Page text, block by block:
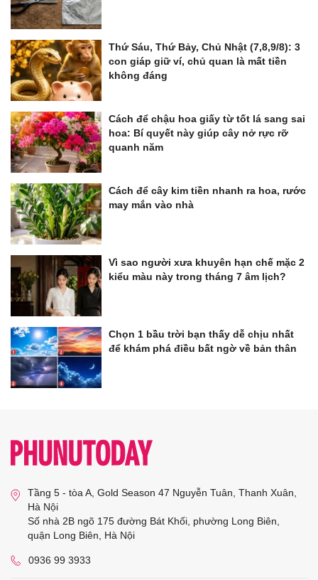
Thứ Sáu, Thứ Bảy, Chủ Nhật (7,8,9/8): 3
con giáp giữ ví, chủ quan là mất tiền
không đáng
Cách để chậu hoa giấy từ tốt lá sang sai
hoa: Bí quyết này giúp cây nở rực rỡ
quanh năm
Cách để cây kim tiền nhanh ra hoa, rước
may mắn vào nhà
Vì sao người xưa khuyên hạn chế mặc 2
kiểu màu này trong tháng 7 âm lịch?
Chọn 1 bầu trời bạn thấy dễ chịu nhất
để khám phá điều bất ngờ về bản thân
Tầng 5 - tòa A, Gold Season 47 Nguyễn Tuân, Thanh Xuân,
Hà Nội
Số nhà 2B ngõ 175 đường Bát Khối, phường Long Biên,
quận Long Biên, Hà Nội
0936 99 3933